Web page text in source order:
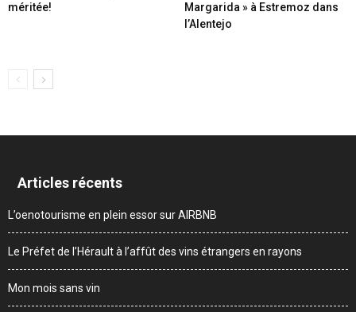
méritée!
Margarida » à Estremoz dans
l’Alentejo
Articles récents
L’oenotourisme en plein essor sur AIRBNB
Le Préfet de l’Hérault à l’affût des vins étrangers en rayons
Mon mois sans vin